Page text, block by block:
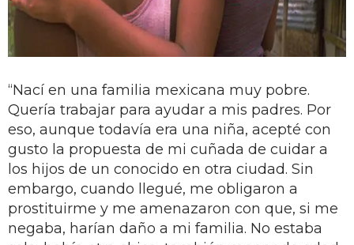
“Nací en una familia mexicana muy pobre.
Quería trabajar para ayudar a mis padres. Por
eso, aunque todavía era una niña, acepté con
gusto la propuesta de mi cuñada de cuidar a
los hijos de un conocido en otra ciudad. Sin
embargo, cuando llegué, me obligaron a
prostituirme y me amenazaron con que, si me
negaba, harían daño a mi familia. No estaba